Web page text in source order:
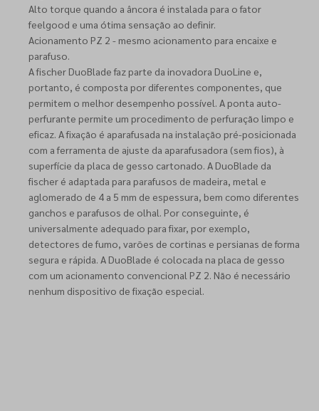
Alto torque quando a âncora é instalada para o fator
feelgood e uma ótima sensação ao definir.
Acionamento PZ 2 - mesmo acionamento para encaixe e
parafuso.
A fischer DuoBlade faz parte da inovadora DuoLine e,
portanto, é composta por diferentes componentes, que
permitem o melhor desempenho possível. A ponta auto-
perfurante permite um procedimento de perfuração limpo e
eficaz. A fixação é aparafusada na instalação pré-posicionada
com a ferramenta de ajuste da aparafusadora (sem fios), à
superfície da placa de gesso cartonado. A DuoBlade da
fischer é adaptada para parafusos de madeira, metal e
aglomerado de 4 a 5 mm de espessura, bem como diferentes
ganchos e parafusos de olhal. Por conseguinte, é
universalmente adequado para fixar, por exemplo,
detectores de fumo, varões de cortinas e persianas de forma
segura e rápida. A DuoBlade é colocada na placa de gesso
com um acionamento convencional PZ 2. Não é necessário
nenhum dispositivo de fixação especial.